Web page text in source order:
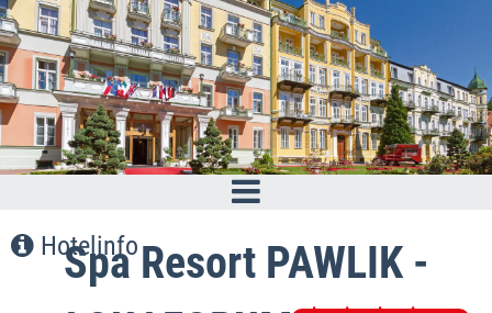
Hotelinfo
Spa Resort PAWLIK -